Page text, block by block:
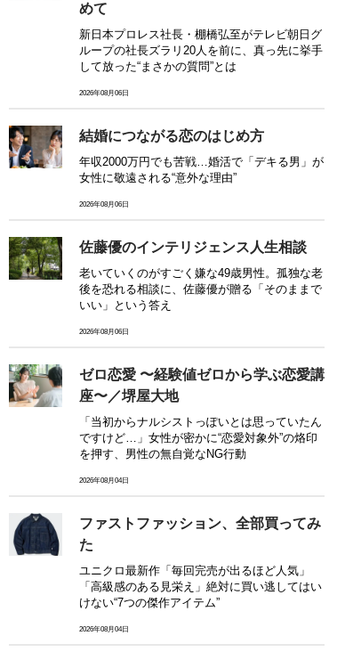
めて
新日本プロレス社長・棚橋弘至がテレビ朝日グ
ループの社長ズラリ20人を前に、真っ先に挙手
して放った“まさかの質問”とは
2026年08月06日
結婚につながる恋のはじめ方
年収2000万円でも苦戦…婚活で「デキる男」が
女性に敬遠される“意外な理由”
2026年08月06日
佐藤優のインテリジェンス人生相談
老いていくのがすごく嫌な49歳男性。孤独な老
後を恐れる相談に、佐藤優が贈る「そのままで
いい」という答え
2026年08月06日
ゼロ恋愛 〜経験値ゼロから学ぶ恋愛講
座〜／堺屋大地
「当初からナルシストっぽいとは思っていたん
ですけど…」女性が密かに“恋愛対象外”の烙印
を押す、男性の無自覚なNG行動
2026年08月04日
ファストファッション、全部買ってみ
た
ユニクロ最新作「毎回完売が出るほど人気」
「高級感のある見栄え」絶対に買い逃してはい
けない“7つの傑作アイテム”
2026年08月04日